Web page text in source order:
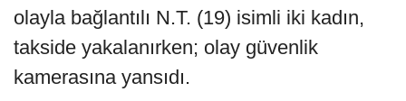
olayla bağlantılı N.T. (19) isimli iki kadın,
takside yakalanırken; olay güvenlik
kamerasına yansıdı.